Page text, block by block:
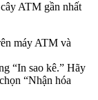
ATM gần nhất
máy ATM và
“In sao kê.” Hãy
“Nhận hóa